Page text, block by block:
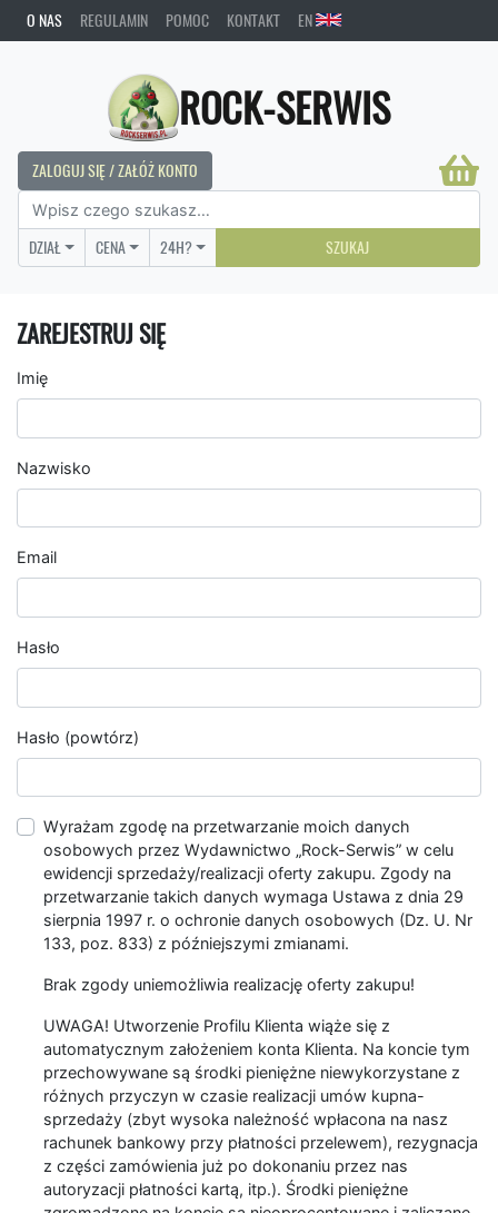
O NAS REGULAMIN POMOC KONTAKT EN
ROCK-SERWIS
ZALOGUJ SIĘ / ZAŁÓŻ KONTO
DZIAŁ CENA 24H? SZUKAJ
ZAREJESTRUJ SIĘ
Imię
Nazwisko
Email
Hasło
Hasło (powtórz)
Wyrażam zgodę na przetwarzanie moich danych
osobowych przez Wydawnictwo „Rock-Serwis” w celu
ewidencji sprzedaży/realizacji oferty zakupu. Zgody na
przetwarzanie takich danych wymaga Ustawa z dnia 29
sierpnia 1997 r. o ochronie danych osobowych (Dz. U. Nr
133, poz. 833) z późniejszymi zmianami.
Brak zgody uniemożliwia realizację oferty zakupu!
UWAGA! Utworzenie Profilu Klienta wiąże się z
automatycznym założeniem konta Klienta. Na koncie tym
przechowywane są środki pieniężne niewykorzystane z
różnych przyczyn w czasie realizacji umów kupna-
sprzedaży (zbyt wysoka należność wpłacona na nasz
rachunek bankowy przy płatności przelewem), rezygnacja
z części zamówienia już po dokonaniu przez nas
autoryzacji płatności kartą, itp.). Środki pieniężne